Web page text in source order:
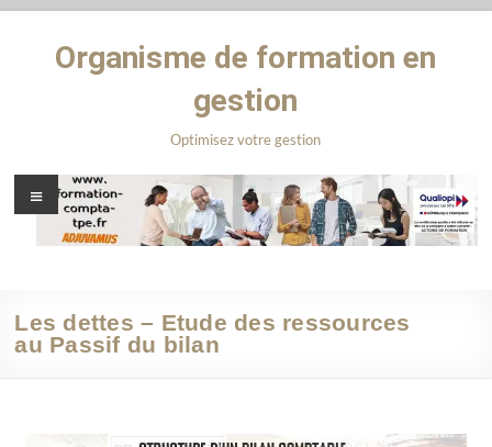
Organisme de formation en
gestion
Optimisez votre gestion
Les dettes – Etude des ressources
au Passif du bilan